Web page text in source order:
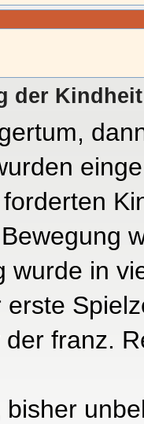
der Kindheit
wurde in
franz.